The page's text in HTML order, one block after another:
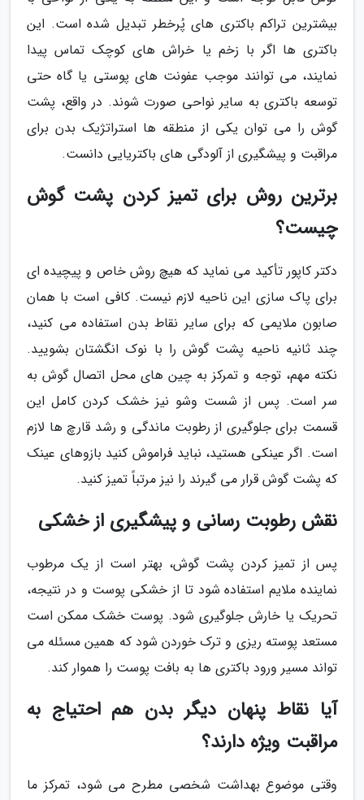
بیشترین تراکم باکتری های پُرخطر تبدیل شده است. این
باکتری ها اگر با زخم یا خراش های کوچک تماس پیدا
نمایند، می توانند موجب عفونت های پوستی یا گاه حتی
توسعه باکتری به سایر نواحی صورت شوند. در واقع، پشت
گوش را می توان یکی از منطقه ها استراتژیک بدن برای
مراقبت و پیشگیری از آلودگی های باکتریایی دانست.
برترین روش برای تمیز کردن پشت گوش
چیست؟
دکتر کاپور تأکید می نماید که هیچ روش خاص و پیچیده ای
برای پاک سازی این ناحیه لازم نیست. کافی است با همان
صابون ملایمی که برای سایر نقاط بدن استفاده می کنید،
چند ثانیه ناحیه پشت گوش را با نوک انگشتان بشویید.
نکته مهم، توجه و تمرکز به چین های محل اتصال گوش به
سر است. پس از شست وشو نیز خشک کردن کامل این
قسمت برای جلوگیری از رطوبت ماندگی و رشد قارچ ها لازم
است. اگر عینکی هستید، نباید فراموش کنید بازوهای عینک
که پشت گوش قرار می گیرند را نیز مرتباً تمیز کنید.
نقش رطوبت رسانی و پیشگیری از خشکی
پس از تمیز کردن پشت گوش، بهتر است از یک مرطوب
نماینده ملایم استفاده شود تا از خشکی پوست و در نتیجه،
تحریک یا خارش جلوگیری شود. پوست خشک ممکن است
مستعد پوسته ریزی و ترک خوردن شود که همین مسئله می
تواند مسیر ورود باکتری ها به بافت پوست را هموار کند.
آیا نقاط پنهان دیگر بدن هم احتیاج به
مراقبت ویژه دارند؟
وقتی موضوع بهداشت شخصی مطرح می شود، تمرکز ما